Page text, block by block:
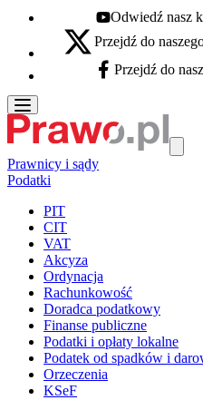
Youtube - otwiera się w
Odwiedź nasz
X - otwiera się w nowej karcie
Przejdź do
Facebook - otwiera się
Przejdź do
Prawnicy i sądy
Podatki
PIT
CIT
VAT
Akcyza
Ordynacja
Rachunkowość
Doradca podatkowy
Finanse publiczne
Podatki i opłaty lokalne
Podatek od spadków i
Orzeczenia
KSeF